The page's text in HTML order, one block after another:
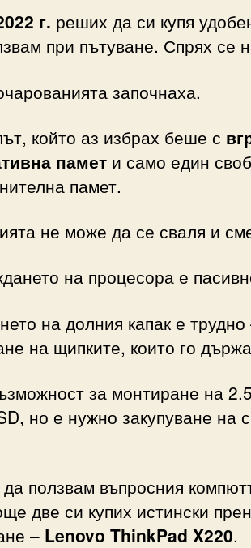
г. реших да си купя
при пътуване. Спрях се
започнаха.
който аз избрах беше с
памет и само един
памет.
не може да се сваля и
на процесора е
на долния капак е
на щипките, които го
за монтиране на
но е нужно закупуване на
ползвам въпросния
две си купих истински
– Lenovo ThinkPad X220.